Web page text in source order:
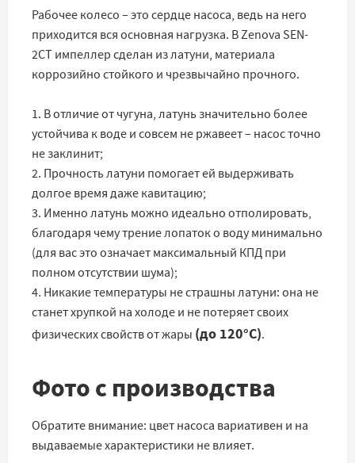
Рабочее колесо – это сердце насоса, ведь на него
приходится вся основная нагрузка. В Zenova SEN-
2CT импеллер сделан из латуни, материала
коррозийно стойкого и чрезвычайно прочного.
1. В отличие от чугуна, латунь значительно более
устойчива к воде и совсем не ржавеет – насос точно
не заклинит;
2. Прочность латуни помогает ей выдерживать
долгое время даже кавитацию;
3. Именно латунь можно идеально отполировать,
благодаря чему трение лопаток о воду минимально
(для вас это означает максимальный КПД при
полном отсутствии шума);
4. Никакие температуры не страшны латуни: она не
станет хрупкой на холоде и не потеряет своих
физических свойств от жары (до 120°C).
Фото с производства
Обратите внимание: цвет насоса вариативен и на
выдаваемые характеристики не влияет.